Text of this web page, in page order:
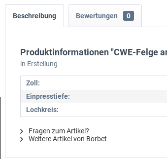
Beschreibung Bewertungen 0
Produktinformationen "CWE-Felge
in Erstellung
Zoll:
Einpresstiefe:
Lochkreis:
Fragen zum Artikel?
Weitere Artikel von Borbet